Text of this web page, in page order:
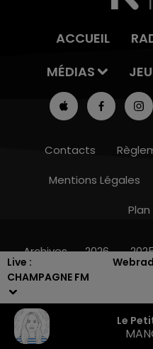
Live :
CHAMPAGNE FM
Le
ACCUEIL
MÉDIAS
Contacts
Mentions Légales
Archives 2026